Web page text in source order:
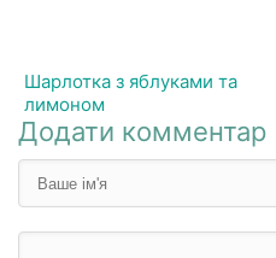
Шарлотка з яблуками та
лимоном
Додати комментар